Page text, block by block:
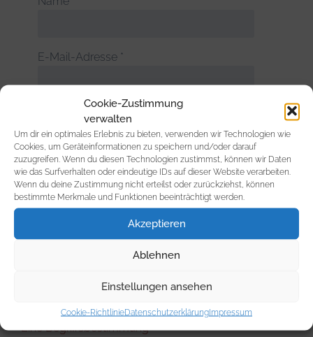
Cookie-Zustimmung
verwalten
Um dir ein optimales Erlebnis zu bieten, verwenden wir Technologien wie
Cookies, um Geräteinformationen zu speichern und/oder darauf
zuzugreifen. Wenn du diesen Technologien zustimmst, können wir Daten
wie das Surfverhalten oder eindeutige IDs auf dieser Website verarbeiten.
Wenn du deine Zustimmung nicht erteilst oder zurückziehst, können
bestimmte Merkmale und Funktionen beeinträchtigt werden.
Akzeptieren
Ablehnen
Einstellungen ansehen
Cookie-RichtlinieDatenschutzerklärungImpressum
E-Mail-Adresse *
nach:
Eine Begriffsbestimmung